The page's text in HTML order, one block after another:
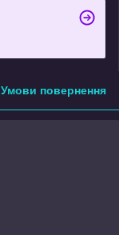
Умови повернення